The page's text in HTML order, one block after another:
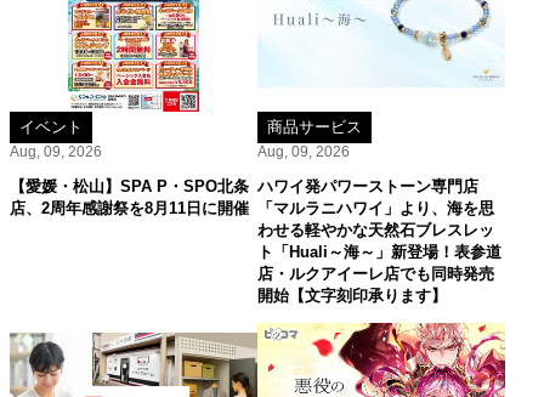
イベント
Aug, 09, 2026
【愛媛・松山】SPA P・SPO北条
店、2周年感謝祭を8月11日に開催
商品サービス
Aug, 09, 2026
ハワイ発パワーストーン専門店
「マルラニハワイ」より、海を思
わせる軽やかな天然石ブレスレッ
ト「Huali～海～」新登場！表参道
店・ルクアイーレ店でも同時発売
開始【文字刻印承ります】